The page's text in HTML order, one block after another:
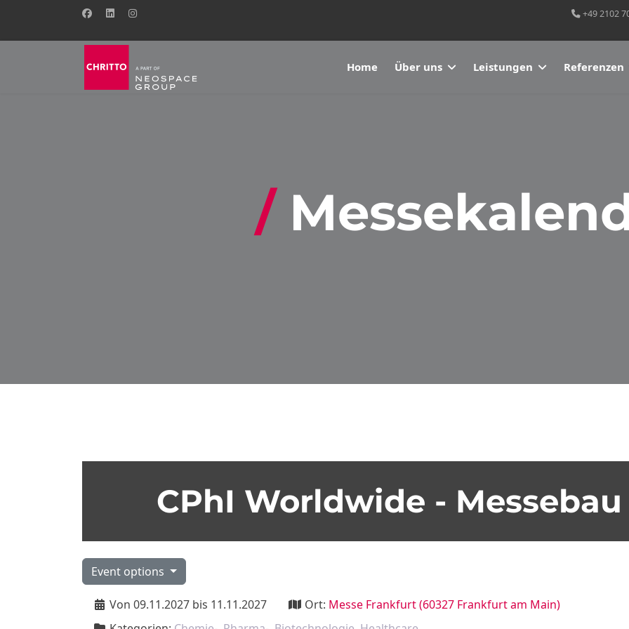
+49 2102
Home Über uns Leistungen Referenzen
CPhI Worldwide -
Event options
Von 09.11.2027 bis 11.11.2027 Ort: Messe Frankfurt (60327 Frankfurt am Main)